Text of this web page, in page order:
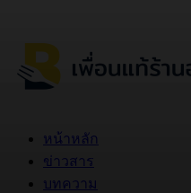
หน้าหลัก
ข่าวสาร
บทความ